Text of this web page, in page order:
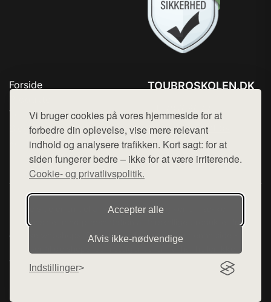
Vi bruger cookies på vores hjemmeside for at
forbedre din oplevelse, vise mere relevant
indhold og analysere trafikken. Kort sagt: for at
siden fungerer bedre – ikke for at være irriterende.
Cookie- og privatlivspolitik.
Accepter alle
Afvis ikke‑nødvendige
Indstillinger
Forside
Top Rabatter
Blog
Kontakt
TOUBROSKOLEN.DK
Mail: hej@want.dk
Cookie- og privatlivspolitik
Denne side er en del af want.dk, der udgiver en række
hjemmesider med præsentation af forskellige produkter fra
diverse webshops. Der sælges ikke varer fra denne side - vi
henviser til de shops, som sælger varen. Vi har heller ikke
varerne på lager.